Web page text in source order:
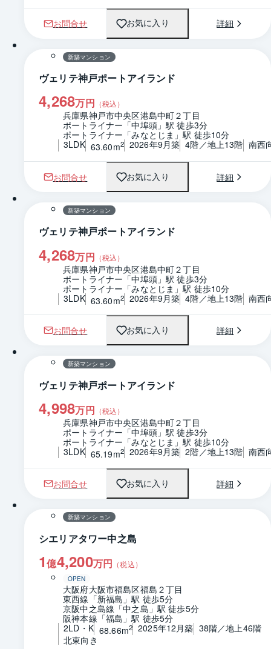
お問合せ お気に入り 詳細
1 / 0 間取り
新築マンション
ヴェリテ神戸ポートアイランド
4,268万円 （税込）
兵庫県神戸市中央区港島中町２丁目
ポートライナー「中埠頭」駅 徒歩3分
ポートライナー「みなとじま」駅 徒歩10分
3LDK 63.60m2 2026年9月築 4階／地上13階 南西
お問合せ お気に入り 詳細
1 / 0 間取り
新築マンション
ヴェリテ神戸ポートアイランド
4,268万円 （税込）
兵庫県神戸市中央区港島中町２丁目
ポートライナー「中埠頭」駅 徒歩3分
ポートライナー「みなとじま」駅 徒歩10分
3LDK 63.60m2 2026年9月築 4階／地上13階 南西
お問合せ お気に入り 詳細
1 / 0 間取り
新築マンション
ヴェリテ神戸ポートアイランド
4,998万円 （税込）
兵庫県神戸市中央区港島中町２丁目
ポートライナー「中埠頭」駅 徒歩3分
ポートライナー「みなとじま」駅 徒歩10分
3LDK 65.19m2 2026年9月築 2階／地上13階 南西
お問合せ お気に入り 詳細
1 / 0 間取り
新築マンション
シエリアタワー中之島
1億4,200万円 （税込）
OPEN
大阪府大阪市福島区福島２丁目
東西線「新福島」駅 徒歩5分
京阪中之島線「中之島」駅 徒歩5分
阪神本線「福島」駅 徒歩5分
2LD・K 68.66m2 2025年12月築 38階／地上46階
北東向き